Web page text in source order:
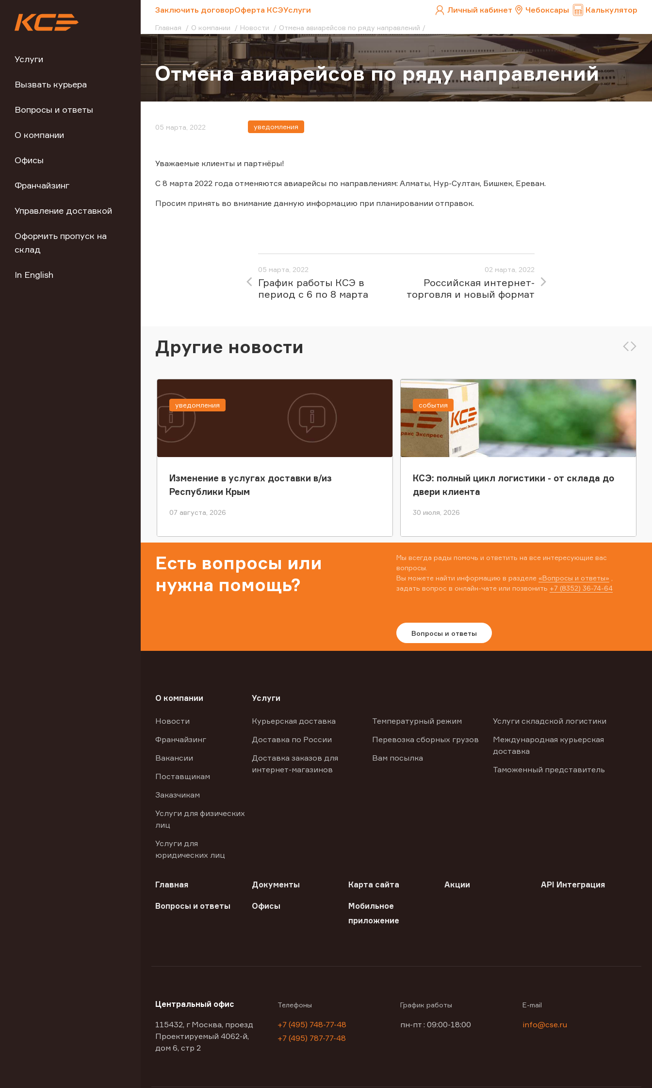
Услуги
Вызвать курьера
Вопросы и ответы
О компании
Офисы
Франчайзинг
Управление доставкой
Оформить пропуск на
склад
In English
Заключить договорОферта КСЭУслуги Личный кабинет Чебоксары Калькулятор
Главная О компании Новости Отмена авиарейсов по ряду направлений
Отмена авиарейсов по ряду направлений
05 марта, 2022 уведомления
Уважаемые клиенты и партнёры!
С 8 марта 2022 года отменяются авиарейсы по направлениям: Алматы, Нур-Султан, Бишкек, Ереван.
Просим принять во внимание данную информацию при планировании отправок.
05 марта, 2022
График работы КСЭ в
период с 6 по 8 марта
02 марта, 2022
Российская интернет-
торговля и новый формат
Другие новости
Изменение в услугах доставки в/из
Республики Крым
07 августа, 2026
уведомления
КСЭ: полный цикл логистики - от склада до
двери клиента
30 июля, 2026
события
Есть вопросы или
нужна помощь?
Мы всегда рады помочь и ответить на все интересующие вас
вопросы.
Вы можете найти информацию в разделе «Вопросы и ответы»
задать вопрос в онлайн-чате или позвонить +7 (8352) 36-74-64
Вопросы и ответы
О компании
Новости
Франчайзинг
Вакансии
Поставщикам
Заказчикам
Услуги для физических
лиц
Услуги для
юридических лиц
Услуги
Курьерская доставка
Доставка по России
Доставка заказов для
интернет-магазинов
Температурный режим
Перевозка сборных грузов
Вам посылка
Услуги складской логистики
Международная курьерская
доставка
Таможенный представитель
Главная Документы Карта сайта Акции API Интеграция
Вопросы и ответы Офисы
Мобильное
приложение
Центральный офис
115432, г Москва, проезд
Проектируемый 4062-й,
дом 6, стр 2
Телефоны
+7 (495) 748-77-48
+7 (495) 787-77-48
График работы
пн-пт : 09:00-18:00
E-mail
info@cse.ru